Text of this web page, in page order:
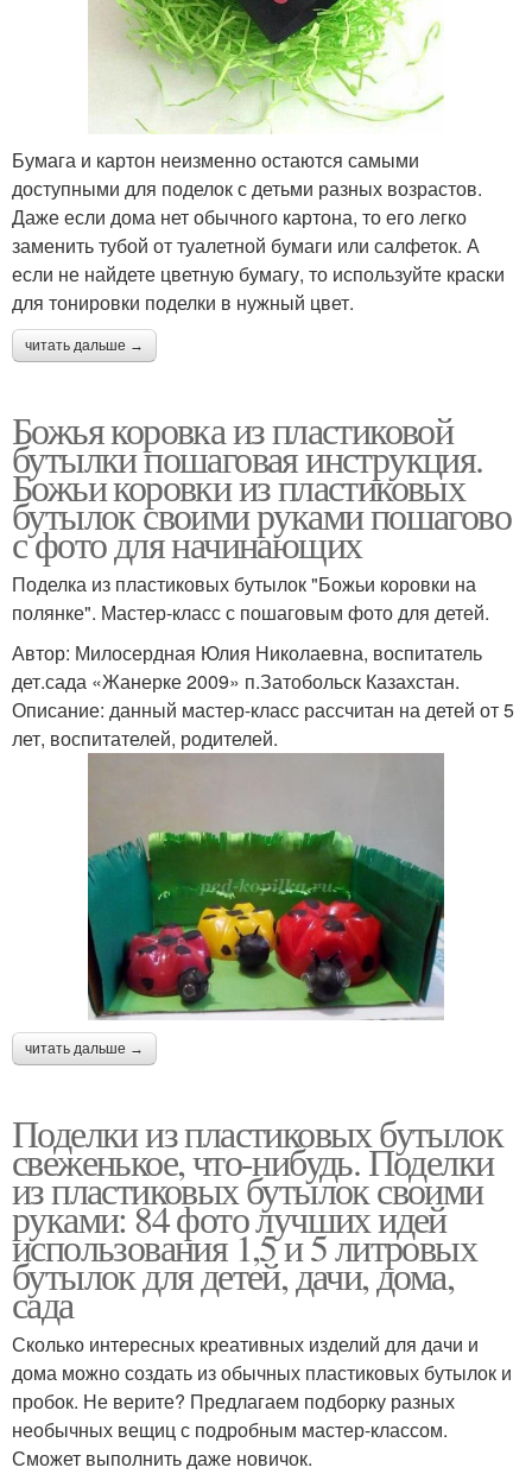
Бумага и картон неизменно остаются самыми
доступными для поделок с детьми разных возрастов.
Даже если дома нет обычного картона, то его легко
заменить тубой от туалетной бумаги или салфеток. А
если не найдете цветную бумагу, то используйте краски
для тонировки поделки в нужный цвет.
читать дальше →
Божья коровка из пластиковой
бутылки пошаговая инструкция.
Божьи коровки из пластиковых
бутылок своими руками пошагово
с фото для начинающих
Поделка из пластиковых бутылок "Божьи коровки на
полянке". Мастер-класс с пошаговым фото для детей.
Автор: Милосердная Юлия Николаевна, воспитатель
дет.сада «Жанерке 2009» п.Затобольск Казахстан.
Описание: данный мастер-класс рассчитан на детей от 5
лет, воспитателей, родителей.
читать дальше →
Поделки из пластиковых бутылок
свеженькое, что-нибудь. Поделки
из пластиковых бутылок своими
руками: 84 фото лучших идей
использования 1,5 и 5 литровых
бутылок для детей, дачи, дома,
сада
Сколько интересных креативных изделий для дачи и
дома можно создать из обычных пластиковых бутылок и
пробок. Не верите? Предлагаем подборку разных
необычных вещиц с подробным мастер-классом.
Сможет выполнить даже новичок.